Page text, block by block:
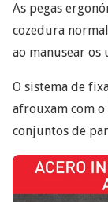
As pegas
cozedura
ao manusear os
O sistema de
afrouxam com
conjuntos de